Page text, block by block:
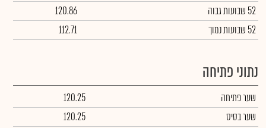
52 שבועות גבוה
120.86
52 שבועות נמוך
112.71
נתוני פתיחה
שער פתיחה
120.25
שער בסיס
120.25